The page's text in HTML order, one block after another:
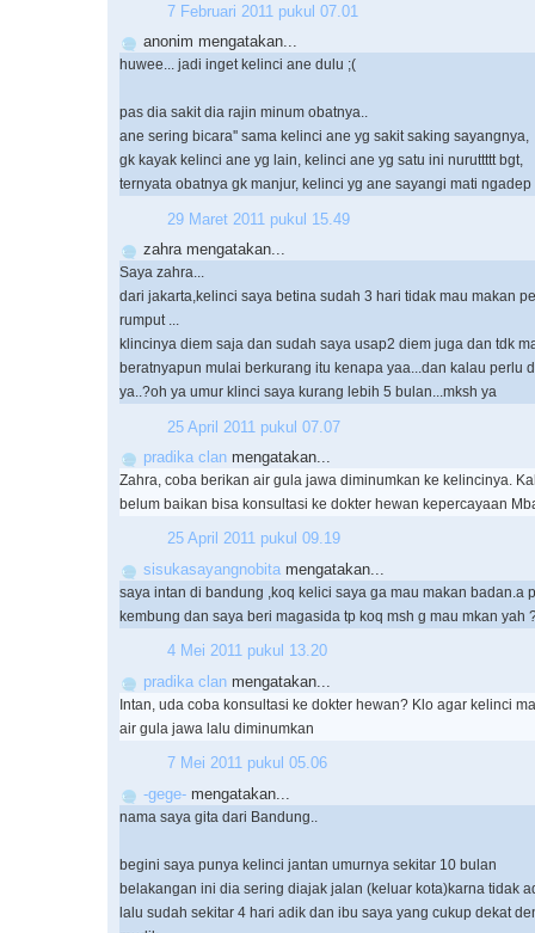
7 Februari 2011 pukul 07.01
anonim mengatakan...
huwee... jadi inget kelinci ane dulu ;(
pas dia sakit dia rajin minum obatnya..
ane sering bicara'' sama kelinci ane yg sakit saking sayangnya,
gk kayak kelinci ane yg lain, kelinci ane yg satu ini nuruttttt bgt,
ternyata obatnya gk manjur, kelinci yg ane sayangi mati ngadep
29 Maret 2011 pukul 15.49
zahra mengatakan...
Saya zahra...
dari jakarta,kelinci saya betina sudah 3 hari tidak mau makan
rumput ...
klincinya diem saja dan sudah saya usap2 diem juga dan tdk
beratnyapun mulai berkurang itu kenapa yaa...dan kalau perlu
ya..?oh ya umur klinci saya kurang lebih 5 bulan...mksh ya
25 April 2011 pukul 07.07
pradika clan mengatakan...
Zahra, coba berikan air gula jawa diminumkan ke kelincinya.
belum baikan bisa konsultasi ke dokter hewan kepercayaan
25 April 2011 pukul 09.19
sisukasayangnobita mengatakan...
saya intan di bandung ,koq kelici saya ga mau makan badan.a
kembung dan saya beri magasida tp koq msh g mau mkan yah
4 Mei 2011 pukul 13.20
pradika clan mengatakan...
Intan, uda coba konsultasi ke dokter hewan? Klo agar kelinci
air gula jawa lalu diminumkan
7 Mei 2011 pukul 05.06
-gege- mengatakan...
nama saya gita dari Bandung..
begini saya punya kelinci jantan umurnya sekitar 10 bulan
belakangan ini dia sering diajak jalan (keluar kota)karna tidak
lalu sudah sekitar 4 hari adik dan ibu saya yang cukup dekat